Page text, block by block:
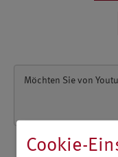
Möchten Sie von
Cookie-